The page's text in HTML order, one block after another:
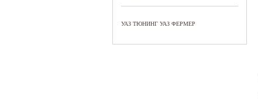
УАЗ ТЮНИНГ УАЗ ФЕРМЕР